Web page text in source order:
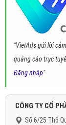
"VietAds gửi lời
quảng cáo trực
Đăng nhập"
CÔNG TY CỔ
Số 6/25 Thổ